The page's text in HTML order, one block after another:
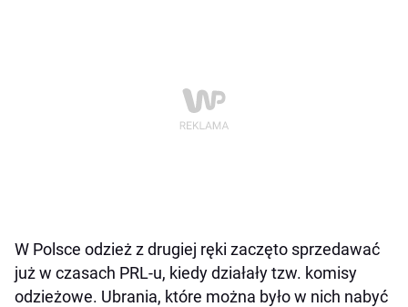
W Polsce odzież z drugiej ręki zaczęto sprzedawać
już w czasach PRL-u, kiedy działały tzw. komisy
odzieżowe. Ubrania, które można było w nich nabyć